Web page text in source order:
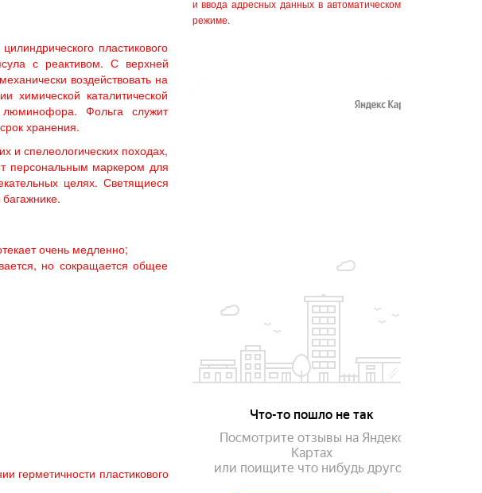
пластикового
с реактивом. С верхней
воздействовать на
химической каталитической
Фольга служит
хранения.
и спелеологических походах,
персональным маркером для
целях. Светящиеся
очень медленно;
но сокращается общее
герметичности пластикового
и ввода адресных данных в автоматическом
режиме.